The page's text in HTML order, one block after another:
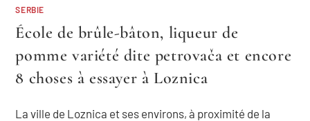
SERBIE
École de brûle-bâton, liqueur de
pomme variété dite petrovača et encore
8 choses à essayer à Loznica
La ville de Loznica et ses environs, à proximité de la